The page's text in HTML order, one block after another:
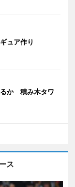
ュア作り
るか 積み木タワ
ス